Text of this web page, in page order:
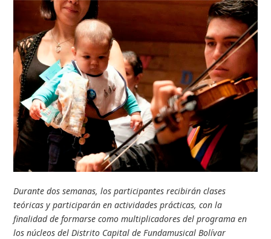
Durante dos semanas, los participantes recibirán clases
teóricas y participarán en actividades prácticas, con la
finalidad de formarse como multiplicadores del programa en
los núcleos del Distrito Capital de Fundamusical Bolívar